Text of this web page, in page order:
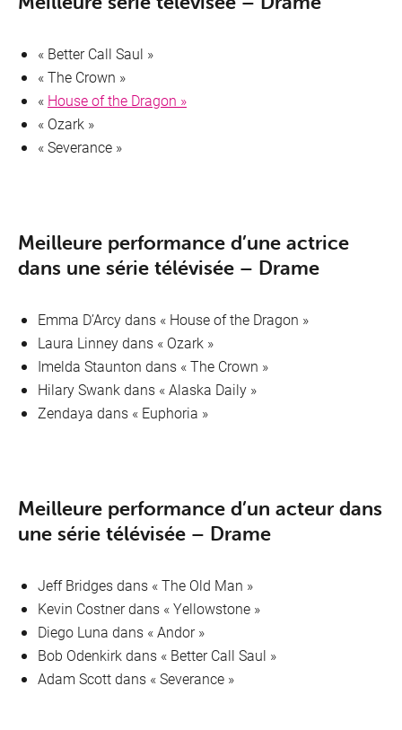
« Better Call Saul »
« The Crown »
« House of the Dragon »
« Ozark »
« Severance »
Meilleure performance d’une actrice
dans une série télévisée – Drame
Emma D’Arcy dans « House of the Dragon »
Laura Linney dans « Ozark »
Imelda Staunton dans « The Crown »
Hilary Swank dans « Alaska Daily »
Zendaya dans « Euphoria »
Meilleure performance d’un acteur dans
une série télévisée – Drame
Jeff Bridges dans « The Old Man »
Kevin Costner dans « Yellowstone »
Diego Luna dans « Andor »
Bob Odenkirk dans « Better Call Saul »
Adam Scott dans « Severance »